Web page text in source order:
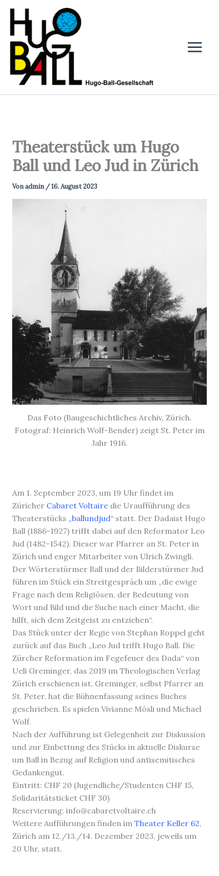
Zum
Inhalt
Theaterstück um Hugo
Ball und Leo Jud in Zürich
Vonadmin /16. August 2023
Das Foto (Baugeschichtliches Archiv, Zürich.
Fotograf: Heinrich Wolf-Bender) zeigt St. Peter im
Jahr 1916.
Am 1. September 2023, um 19 Uhr findet im
Züricher Cabaret Voltairedie Uraufführung des
Theaterstücks „ballundjud“statt. Der Dadaist Hugo
Ball (1886-1927) trifft dabei auf den Reformator Leo
Jud (1482-1542). Dieser war Pfarrer an St. Peter in
Zürich und enger Mitarbeiter von Ulrich Zwingli.
Der Wörterstürmer Ball und der Bilderstürmer Jud
führen im Stück ein Streitgespräch um „die ewige
Frage nach dem Religiösen, der Bedeutung von
Wort und Bild und die Suche nach einer Macht, die
hilft, sich dem Zeitgeist zu entziehen“.
Das Stück unter der Regie von Stephan Roppel geht
zurück auf das Buch „Leo Jud trifft Hugo Ball. Die
Zürcher Reformation im Fegefeuer des Dada“ von
Ueli Greminger, das 2019 im Theologischen Verlag
Zürich erschienen ist. Greminger, selbst Pfarrer an
St. Peter, hat die Bühnenfassung seines Buches
geschrieben. Es spielen Vivianne Mösli und Michael
Wolf.
Nach der Aufführung ist Gelegenheit zur Diskussion
und zur Einbettung des Stücks in aktuelle Diskurse
um Ball in Bezug auf Religion und antisemitisches
Gedankengut.
Eintritt: CHF 20 (Jugendliche/Studenten CHF 15,
Solidaritätsticket CHF 30)
Reservierung: info@cabaretvoltaire.ch
Weitere Aufführungen finden im Theater Keller 62,
Zürich am 12./13./14. Dezember 2023, jeweils um
20 Uhr, statt.